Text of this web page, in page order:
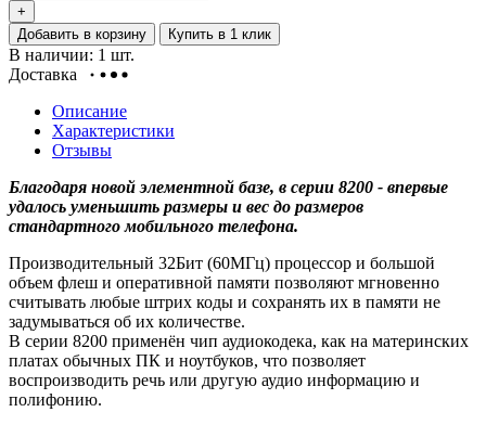
+
Добавить в корзину
Купить в 1 клик
В наличии: 1 шт.
Доставка
Описание
Характеристики
Отзывы
Благодаря новой элементной базе, в серии 8200 - впервые
удалось уменьшить размеры и вес до размеров
стандартного мобильного телефона.
Производительный 32Бит (60МГц) процессор и большой
объем флеш и оперативной памяти позволяют мгновенно
считывать любые штрих коды и сохранять их в памяти не
задумываться об их количестве.
В серии 8200 применён чип аудиокодека, как на материнских
платах обычных ПК и ноутбуков, что позволяет
воспроизводить речь или другую аудио информацию и
полифонию.